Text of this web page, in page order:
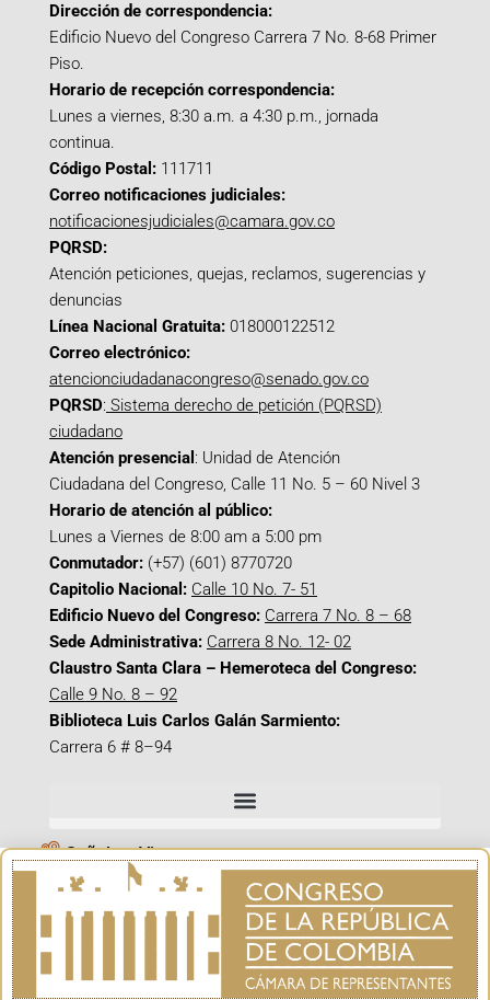
Dirección de correspondencia:
Edificio Nuevo del Congreso Carrera 7 No. 8-68 Primer
Piso.
Horario de recepción correspondencia:
Lunes a viernes, 8:30 a.m. a 4:30 p.m., jornada
continua.
Código Postal: 111711
Correo notificaciones judiciales:
notificacionesjudiciales@camara.gov.co
PQRSD:
Atención peticiones, quejas, reclamos, sugerencias y
denuncias
Línea Nacional Gratuita: 018000122512
Correo electrónico:
atencionciudadanacongreso@senado.gov.co
PQRSD: Sistema derecho de petición (PQRSD)
ciudadano
Atención presencial : Unidad de Atención
Ciudadana del Congreso, Calle 11 No. 5 – 60 Nivel 3
Horario de atención al público:
Lunes a Viernes de 8:00 am a 5:00 pm
Conmutador: (+57) (601) 8770720
Capitolio Nacional: Calle 10 No. 7- 51
Edificio Nuevo del Congreso: Carrera 7 No. 8 – 68
Sede Administrativa: Carrera 8 No. 12- 02
Claustro Santa Clara – Hemeroteca del Congreso:
Calle 9 No. 8 – 92
Biblioteca Luis Carlos Galán Sarmiento:
Carrera 6 # 8–94
Señal en Vivo
Facebook_@CamaraColombia
Instagram_@CamaraColombia
X_@CamaraColombia
Youtube_@CamaraColombia